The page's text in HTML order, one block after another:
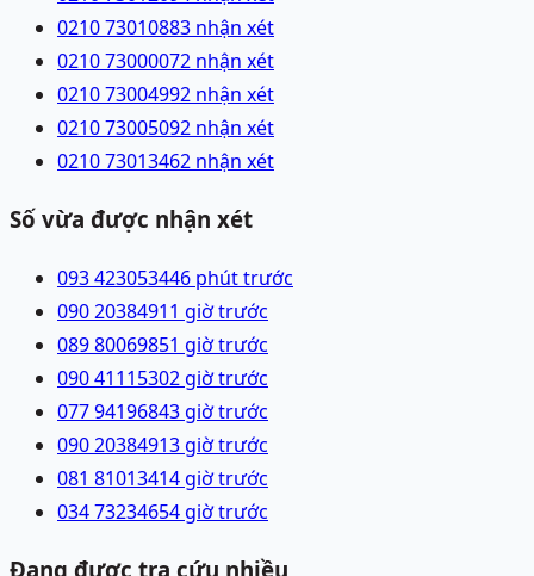
0210 73010883 nhận xét
0210 73000072 nhận xét
0210 73004992 nhận xét
0210 73005092 nhận xét
0210 73013462 nhận xét
Số vừa được nhận xét
093 423053446 phút trước
090 20384911 giờ trước
089 80069851 giờ trước
090 41115302 giờ trước
077 94196843 giờ trước
090 20384913 giờ trước
081 81013414 giờ trước
034 73234654 giờ trước
Đang được tra cứu nhiều